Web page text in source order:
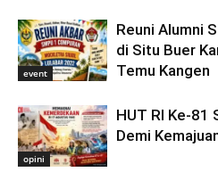
event
Reuni Alumni
di Situ Buer
Temu Kangen
opini
HUT RI Ke-81
Demi